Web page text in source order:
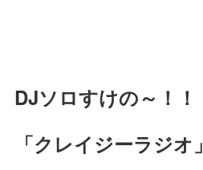
DJソロすけの～！！
「クレイジーラジオ」